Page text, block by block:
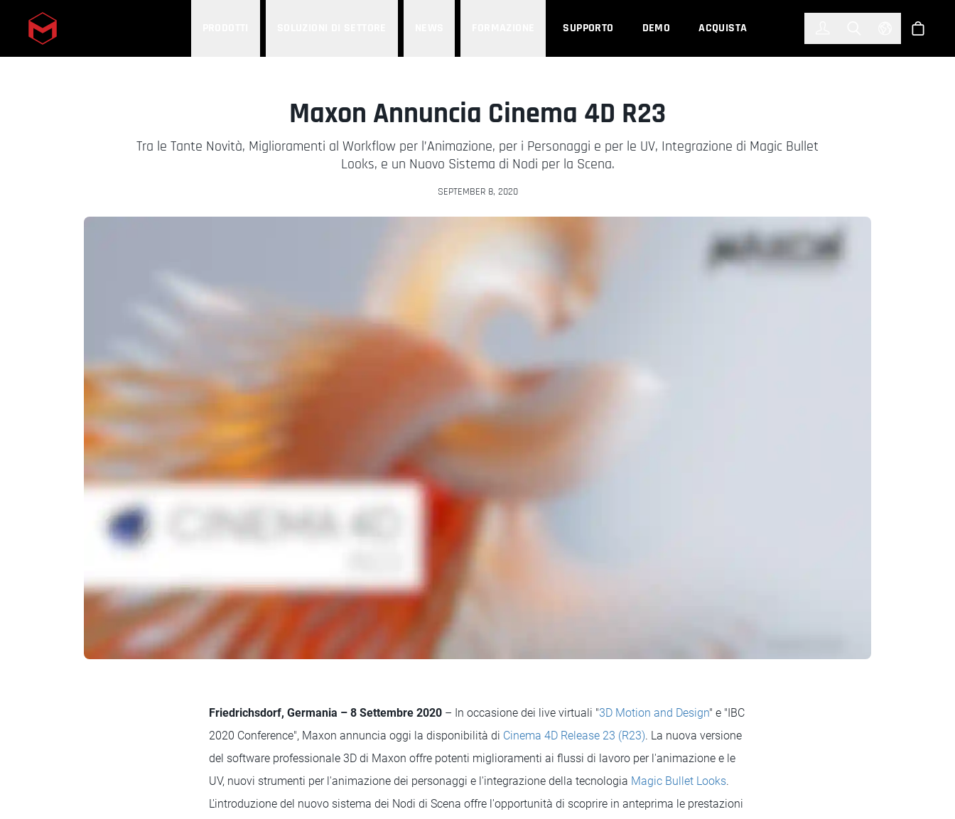
Skip to main content SUPPORTO DEMO ACQUISTA Select Shop
Maxon Annuncia Cinema 4D R23
Tra le Tante Novità, Miglioramenti al Workflow per l’Animazione, per i Personaggi e per le UV, Integrazione di Magic Bullet
Looks, e un Nuovo Sistema di Nodi per la Scena.
SEPTEMBER 8, 2020
Friedrichsdorf, Germania – 8 Settembre 2020 – In occasione dei live virtuali "3D Motion and Design" e "IBC
2020 Conference", Maxon annuncia oggi la disponibilità di Cinema 4D Release 23 (R23). La nuova versione
del software professionale 3D di Maxon offre potenti miglioramenti ai flussi di lavoro per l'animazione e le
UV, nuovi strumenti per l'animazione dei personaggi e l'integrazione della tecnologia Magic Bullet Looks.
L'introduzione del nuovo sistema dei Nodi di Scena offre l'opportunità di scoprire in anteprima le prestazioni